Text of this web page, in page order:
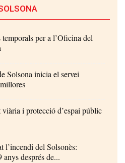
temporals per a l’Oficina del
Solsona inicia el servei
i protecció d’espai públic
l’incendi del Solsonès:
després de...